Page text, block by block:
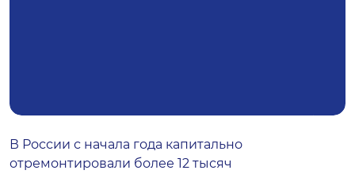
В России с начала года капитально
отремонтировали более 12 тысяч